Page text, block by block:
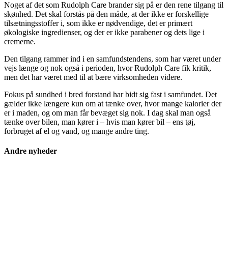
Noget af det som Rudolph Care brander sig på er den rene tilgang til
skønhed. Det skal forstås på den måde, at der ikke er forskellige
tilsætningsstoffer i, som ikke er nødvendige, det er primært
økologiske ingredienser, og der er ikke parabener og dets lige i
cremerne.
Den tilgang rammer ind i en samfundstendens, som har været under
vejs længe og nok også i perioden, hvor Rudolph Care fik kritik,
men det har været med til at bære virksomheden videre.
Fokus på sundhed i bred forstand har bidt sig fast i samfundet. Det
gælder ikke længere kun om at tænke over, hvor mange kalorier der
er i maden, og om man får bevæget sig nok. I dag skal man også
tænke over bilen, man kører i – hvis man kører bil – ens tøj,
forbruget af el og vand, og mange andre ting.
Andre nyheder